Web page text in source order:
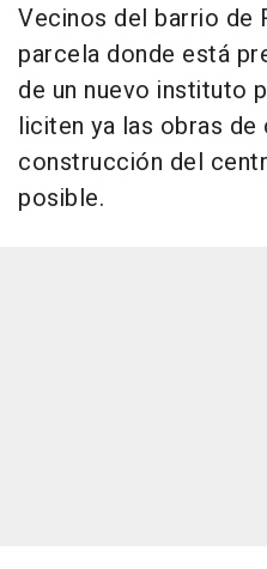
Vecinos del barrio de
parcela donde está
de un nuevo instituto
liciten ya las obras de
construcción del
posible.